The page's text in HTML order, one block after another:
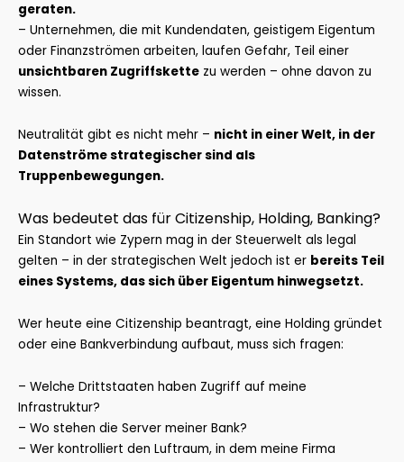
geraten.
– Unternehmen, die mit Kundendaten, geistigem Eigentum
oder Finanzströmen arbeiten, laufen Gefahr, Teil einer
unsichtbaren Zugriffskette zu werden – ohne davon zu
wissen.
Neutralität gibt es nicht mehr – nicht in einer Welt, in der
Datenströme strategischer sind als
Truppenbewegungen.
Was bedeutet das für Citizenship, Holding, Banking?
Ein Standort wie Zypern mag in der Steuerwelt als legal
gelten – in der strategischen Welt jedoch ist er bereits Teil
eines Systems, das sich über Eigentum hinwegsetzt.
Wer heute eine Citizenship beantragt, eine Holding gründet
oder eine Bankverbindung aufbaut, muss sich fragen:
– Welche Drittstaaten haben Zugriff auf meine
Infrastruktur?
– Wo stehen die Server meiner Bank?
– Wer kontrolliert den Luftraum, in dem meine Firma